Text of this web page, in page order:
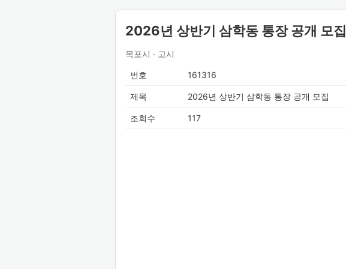
2026년 상반기 삼학동 통장 공개 모집
목포시 · 고시
번호 161316
제목 2026년 상반기 삼학동 통장 공개 모집
조회수 117